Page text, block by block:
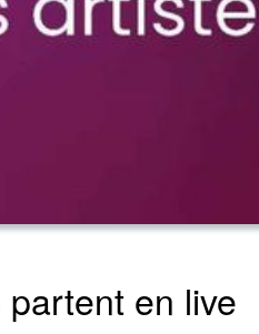
en live